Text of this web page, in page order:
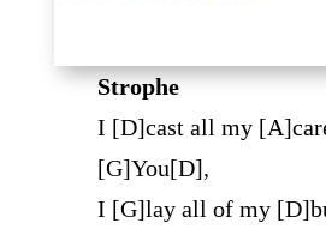
Strophe
I [D]cast all my
[G]You[D],
I [G]lay all of my